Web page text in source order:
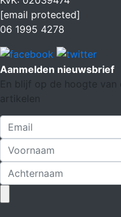
[email protected]
06 1995 4278
Aanmelden nieuwsbrief
En blijf op de hoogte van
artikelen